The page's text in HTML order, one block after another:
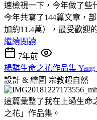
速檢視一下，今年做了些
今年共寫了144篇文章，
加約11.4萬），最受歡迎
繼續閱讀
7年前
楊騏生命之花作品集 Yang
設計 & 繪圖 宗教超自然
這篇彙整了我在上過生命
之花」作品集。